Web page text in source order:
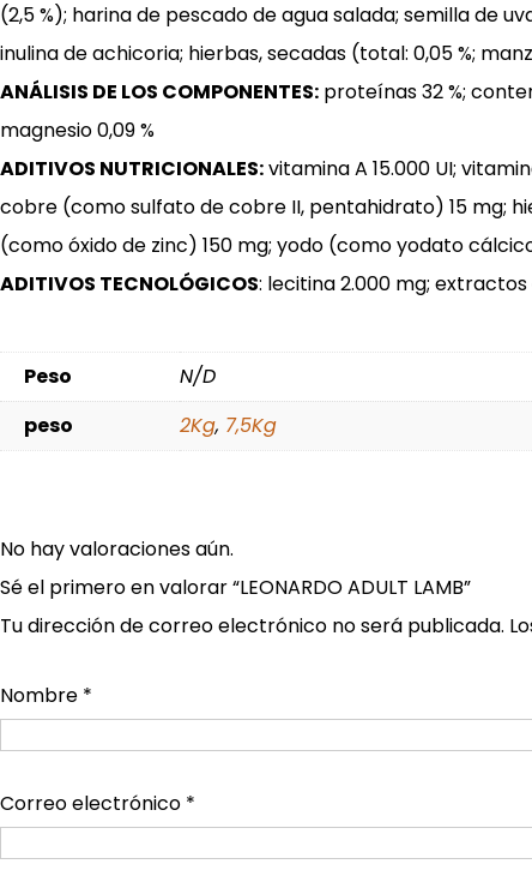
(2,5 %); harina de pescado de agua salada; semilla de
inulina de achicoria; hierbas, secadas (total: 0,05 %;
ANÁLISIS DE LOS COMPONENTES: proteínas 32 %;
magnesio 0,09 %
ADITIVOS NUTRICIONALES:vitamina A 15.000 UI;
cobre (como sulfato de cobre II, pentahidrato) 15 mg;
(como óxido de zinc) 150 mg; yodo (como yodato
ADITIVOS TECNOLÓGICOS: lecitina 2.000 mg;
Peso
N/D
peso
2Kg, 7,5Kg
No hay valoraciones aún.
Sé el primero en valorar “LEONARDO ADULT LAMB”
Tu dirección de correo electrónico no será publicada.
Nombre *
Correo electrónico *